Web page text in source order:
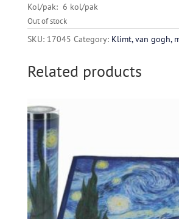
Kol/pak: 6 kol/pak
Out of stock
SKU: 17045 Category: Klimt, van gogh,
Related products